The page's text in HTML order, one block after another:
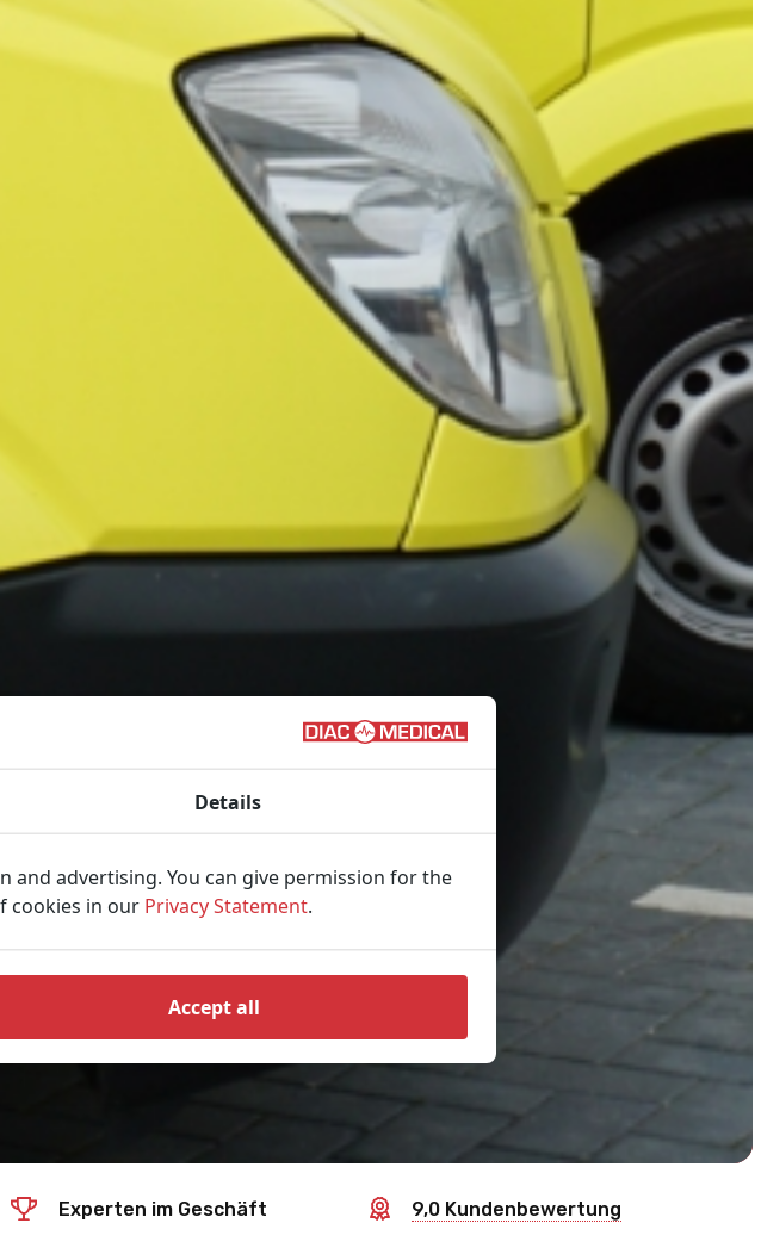
Experten im Geschäft 9,0 Kundenbewertung
Details
and advertising. You can give permission for the
cookies in our Privacy Statement.
Accept all